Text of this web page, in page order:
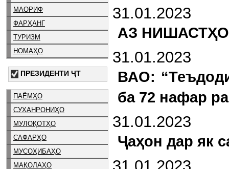
МАОРИФ
ФАРҲАНГ
ТУРИЗМ
НОМАҲО
ПРЕЗИДЕНТИ ҶТ
ПАЁМҲО
СУХАНРОНИҲО
МУЛОҚОТҲО
САФАРҲО
МУСОҲИБАҲО
МАҚОЛАҲО
31.01.2023
АЗ
31.01.2023
ВАО:
ба 72 нафар
31.01.2023
Ҷаҳон дар як